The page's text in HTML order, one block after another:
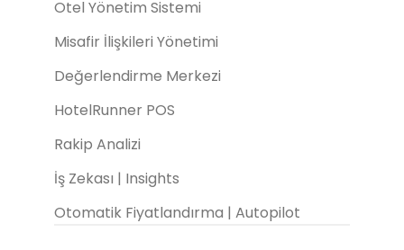
Otel Yönetim Sistemi
Misafir İlişkileri Yönetimi
Değerlendirme Merkezi
HotelRunner POS
Rakip Analizi
İş Zekası | Insights
Otomatik Fiyatlandırma | Autopilot